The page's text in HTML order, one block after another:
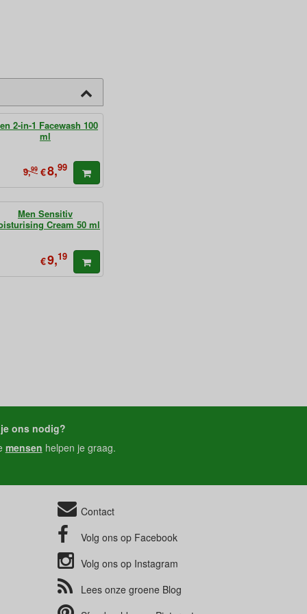
2-in-1 Facewash 100
ml
9,99 €8,99
Men Sensitiv
Cream 50 ml
€9,19
ons nodig?
mensen helpen je graag.
Contact
Volg ons op Facebook
Volg ons op Instagram
Lees onze groene Blog